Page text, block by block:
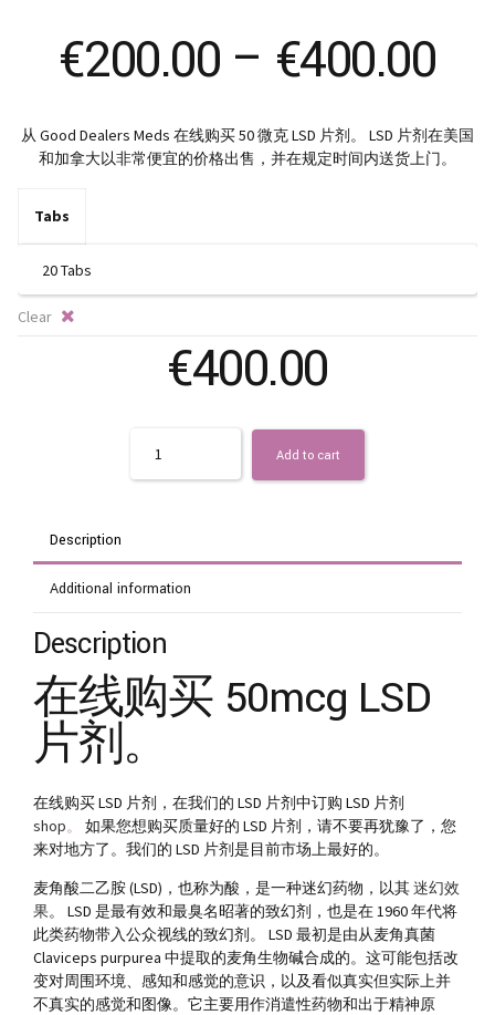
€200.00 – €400.00
从 Good Dealers Meds 在线购买 50 微克 LSD 片剂。 LSD 片剂在美国
和加拿大以非常便宜的价格出售，并在规定时间内送货上门。
Tabs
Clear
€400.00
Add to cart
Description
Additional information
Description
在线购买 50mcg LSD
片剂。
在线购买 LSD 片剂，在我们的 LSD 片剂中订购 LSD 片剂
shop。
如果您想购买质量好的 LSD 片剂，请不要再犹豫了，您
来对地方了。我们的 LSD 片剂是目前市场上最好的。
麦角酸二乙胺 (LSD)，也称为酸，是一种迷幻药物，以其迷幻效
果。 LSD 是最有效和最臭名昭著的致幻剂，也是在 1960 年代将
此类药物带入公众视线的致幻剂。 LSD 最初是由从麦角真菌
Claviceps purpurea 中提取的麦角生物碱合成的。这可能包括改
变对周围环境、感知和感觉的意识，以及看似真实但实际上并
不真实的感觉和图像。它主要用作消遣性药物和出于精神原